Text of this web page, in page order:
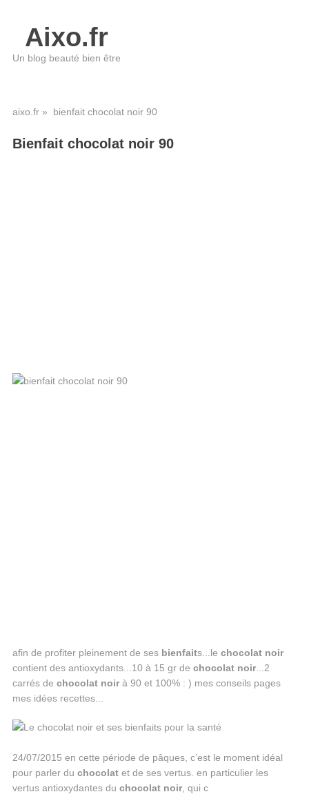
Aixo.fr
Un blog beauté bien être
aixo.fr» bienfait chocolat noir 90
Bienfait chocolat noir 90
afin de profiter pleinement de ses bienfaits...le chocolat noir
contient des antioxydants...10 à 15 gr de chocolat noir...2
carrés de chocolat noirà 90 et 100% : ) mes conseils pages
mes idées recettes...
24/07/2015 en cette période de pâques, c’est le moment idéal
pour parler du chocolatet de ses vertus. en particulier les
vertus antioxydantes du chocolat noir, qui c